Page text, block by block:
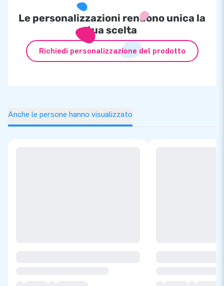
Le personalizzazioni rendono unica la
tua scelta
Richiedi personalizzazione del prodotto
Anche le persone hanno visualizzato